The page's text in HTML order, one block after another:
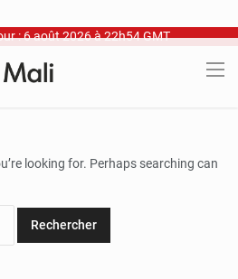
: 6 août 2026 à 22h54 GMT
looking for. Perhaps searching can